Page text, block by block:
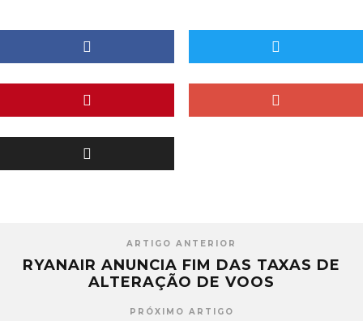
ARTIGO ANTERIOR
RYANAIR ANUNCIA FIM DAS TAXAS DE
ALTERAÇÃO DE VOOS
PRÓXIMO ARTIGO